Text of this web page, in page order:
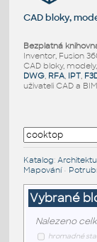
CAD bloky,
Bezplatná
Inventor, Fusion
CAD bloky,
DWG, RFA, IPT,
uživateli CAD a
Katalog:
Mapování•
Vybrané
Nalezeno
hromadné